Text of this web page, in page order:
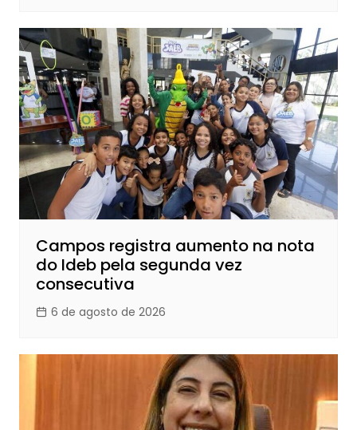
Campos registra aumento na nota
do Ideb pela segunda vez
consecutiva
6 de agosto de 2026